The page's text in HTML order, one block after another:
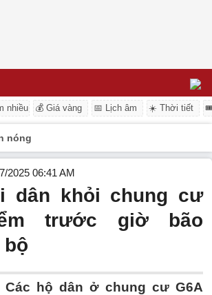
nhiều 💰 Giá vàng 📅 Lịch âm ☀️ Thời tiết
nóng
2025 06:41 AM
dân khỏi chung cư
trước giờ bão
bộ
Các hộ dân ở chung cư G6A